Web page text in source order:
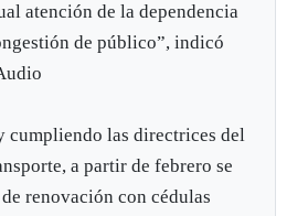
atención de la dependencia
de público”, indicó
cumpliendo las directrices del
a partir de febrero se
renovación con cédulas